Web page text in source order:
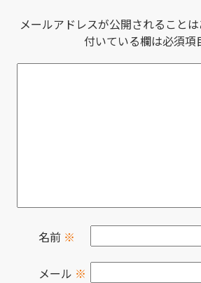
メールアドレスが公開されることは
付いている欄は必須項
名前 ※
メール ※